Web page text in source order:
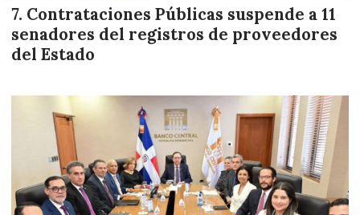
Contrataciones Públicas suspende a 11
senadores del registros de proveedores
del Estado